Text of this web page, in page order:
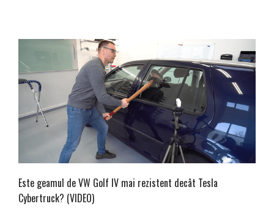
Este geamul de VW Golf IV mai rezistent decât Tesla
Cybertruck? (VIDEO)